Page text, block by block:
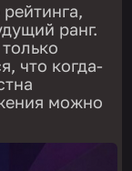
ранг.
что когда-
можно